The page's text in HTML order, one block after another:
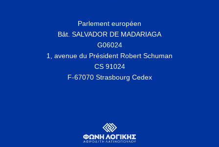
Parlement européen
Bât. SALVADOR DE MADARIAGA
G06024
1, avenue du Président Robert Schuman
CS 91024
F-67070 Strasbourg Cedex